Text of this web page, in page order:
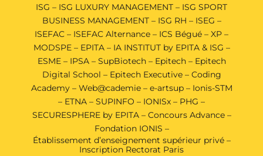
ISG – ISG LUXURY MANAGEMENT – ISG SPORT
BUSINESS MANAGEMENT– ISG RH – ISEG –
ISEFAC – ISEFAC Alternance – ICS Bégué – XP –
MODSPE– EPITA– IA INSTITUT by EPITA & ISG –
ESME – IPSA – SupBiotech – Epitech – Epitech
Digital School – Epitech Executive–Coding
Academy– Web@cademie– e-artsup– Ionis-STM
– ETNA – SUPINFO – IONISx – PHG –
SECURESPHERE by EPITA – Concours Advance –
Fondation IONIS –
Établissement d’enseignement supérieur privé –
Inscription Rectorat Paris